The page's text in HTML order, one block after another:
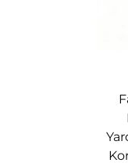
olarak taklit
için
boğaz uzmanları